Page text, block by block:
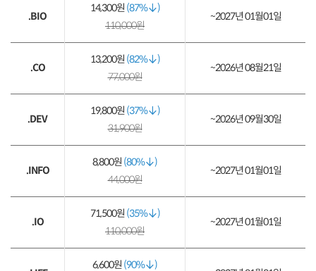
.BIO
14,300원 (87%
)
110,000원
~2027년 01월01일
.CO
13,200원 (82%
)
77,000원
~2026년 08월21일
.DEV
19,800원 (37%
)
31,900원
~2026년 09월30일
.INFO
8,800원 (80%
)
44,000원
~2027년 01월01일
.IO
71,500원 (35%
)
110,000원
~2027년 01월01일
6,600원 (90%
)